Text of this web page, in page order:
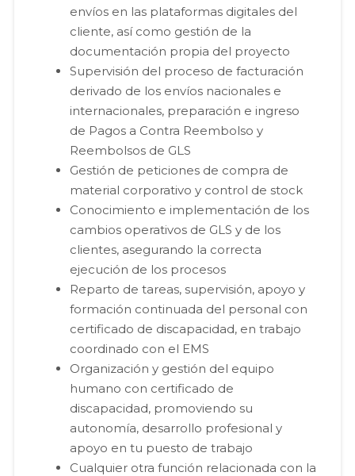
envíos en las plataformas digitales del
cliente, así como gestión de la
documentación propia del proyecto
Supervisión del proceso de facturación
derivado de los envíos nacionales e
internacionales, preparación e ingreso
de Pagos a Contra Reembolso y
Reembolsos de GLS
Gestión de peticiones de compra de
material corporativo y control de stock
Conocimiento e implementación de los
cambios operativos de GLS y de los
clientes, asegurando la correcta
ejecución de los procesos
Reparto de tareas, supervisión, apoyo y
formación continuada del personal con
certificado de discapacidad, en trabajo
coordinado con el EMS
Organización y gestión del equipo
humano con certificado de
discapacidad, promoviendo su
autonomía, desarrollo profesional y
apoyo en tu puesto de trabajo
Cualquier otra función relacionada con la